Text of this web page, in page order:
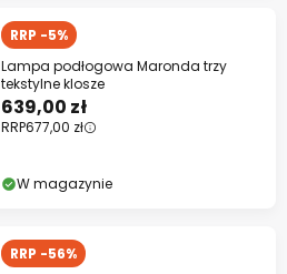
RRP -5%
Lampa podłogowa Maronda trzy
tekstylne klosze
639,00 zł
RRP677,00 zł
W magazynie
RRP -56%